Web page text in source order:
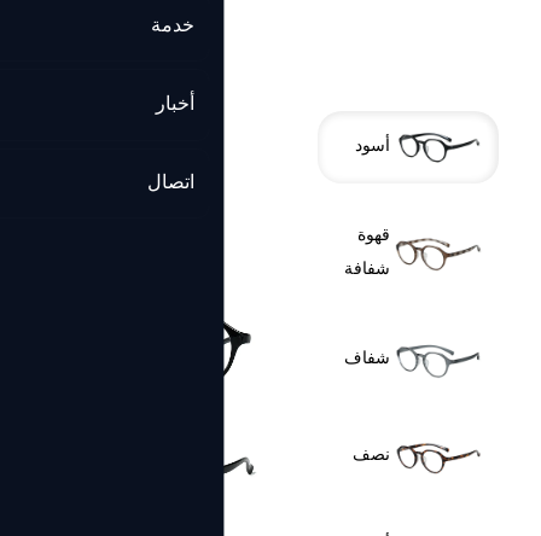
خدمة
أخبار
اتصال
أسود
قهوة
شفافة
شفاف
نصف